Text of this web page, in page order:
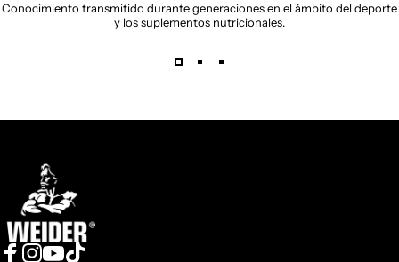
Conocimiento transmitido durante generaciones en el ámbito del deporte
y los suplementos nutricionales.
Weider